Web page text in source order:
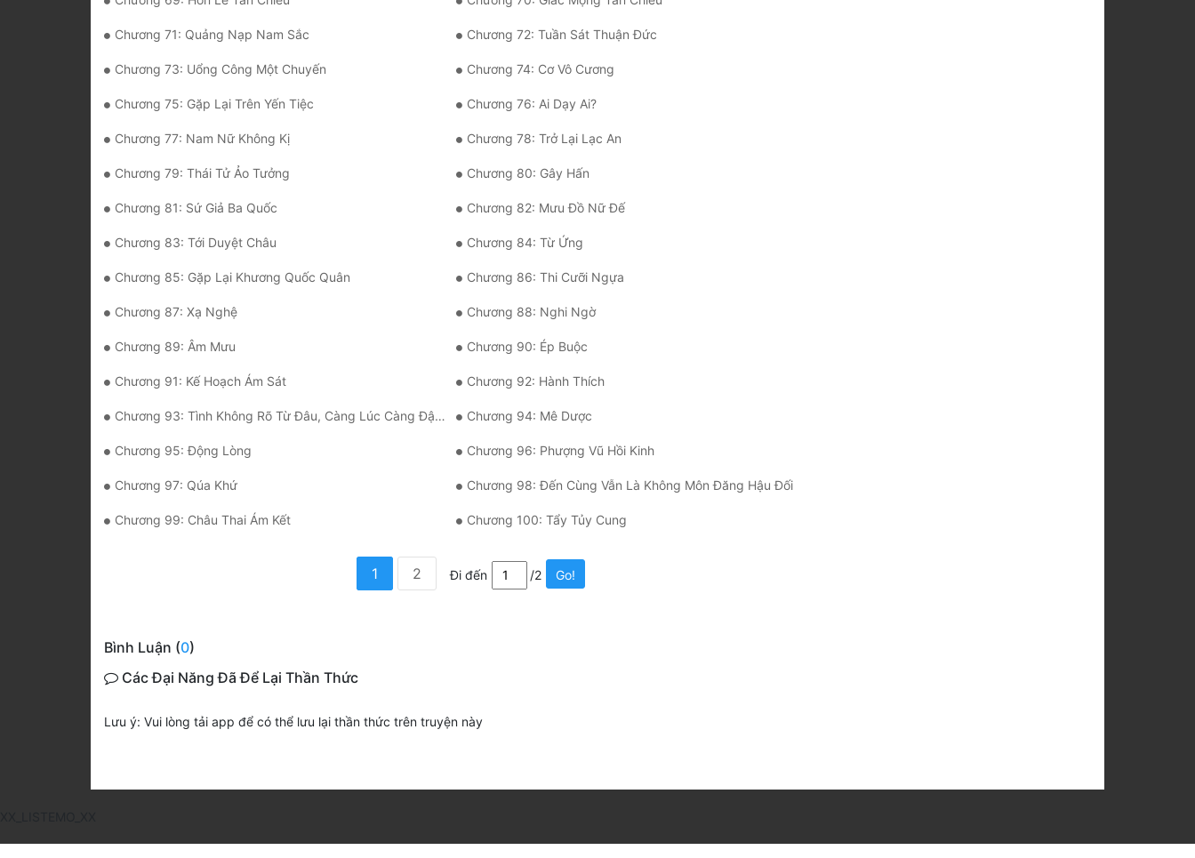
Chương 71: Quảng Nạp Nam Sắc Chương 72: Tuần Sát Thuận Đức
Chương 73: Uổng Công Một Chuyến Chương 74: Cơ Vô Cương
Chương 75: Gặp Lại Trên Yến Tiệc Chương 76: Ai Dạy Ai?
Chương 77: Nam Nữ Không Kị Chương 78: Trở Lại Lạc An
Chương 79: Thái Tử Ảo Tưởng Chương 80: Gây Hấn
Chương 81: Sứ Giả Ba Quốc Chương 82: Mưu Đồ Nữ Đế
Chương 83: Tới Duyệt Châu Chương 84: Từ Ứng
Chương 85: Gặp Lại Khương Quốc Quân Chương 86: Thi Cưỡi Ngựa
Chương 87: Xạ Nghệ Chương 88: Nghi Ngờ
Chương 89: Âm Mưu Chương 90: Ép Buộc
Chương 91: Kế Hoạch Ám Sát Chương 92: Hành Thích
Chương 93: Tình Không Rõ Từ Đâu, Càng Lúc Càng Đậm Sâu! Chương 94: Mê Dược
Chương 95: Động Lòng Chương 96: Phượng Vũ Hồi Kinh
Chương 97: Qúa Khứ Chương 98: Đến Cùng Vẫn Là Không Môn Đăng Hậu Đối
Chương 99: Châu Thai Ám Kết Chương 100: Tẩy Tủy Cung
1 2 Đi đến /2 Go!
Bình Luận (0)
Các Đại Năng Đã Để Lại Thần Thức
Lưu ý: Vui lòng tải app để có thể lưu lại thần thức trên truyện này